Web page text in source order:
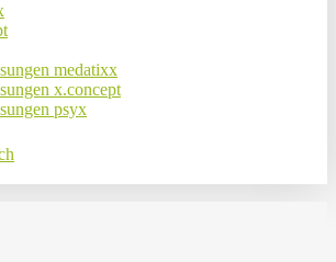
medatixx
x.concept
psyx